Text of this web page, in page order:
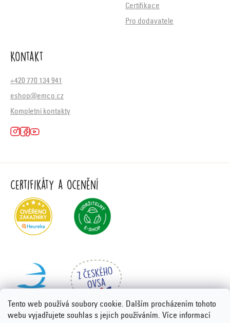
Tento web používá soubory cookie. Dalším procházením tohoto
webu vyjadřujete souhlas s jejich používáním. Více informací
Certifikace
Pro dodavatele
Kontakt
+420 770 134 941
eshop@emco.cz
Kompletní kontakty
Certifikáty a ocenění